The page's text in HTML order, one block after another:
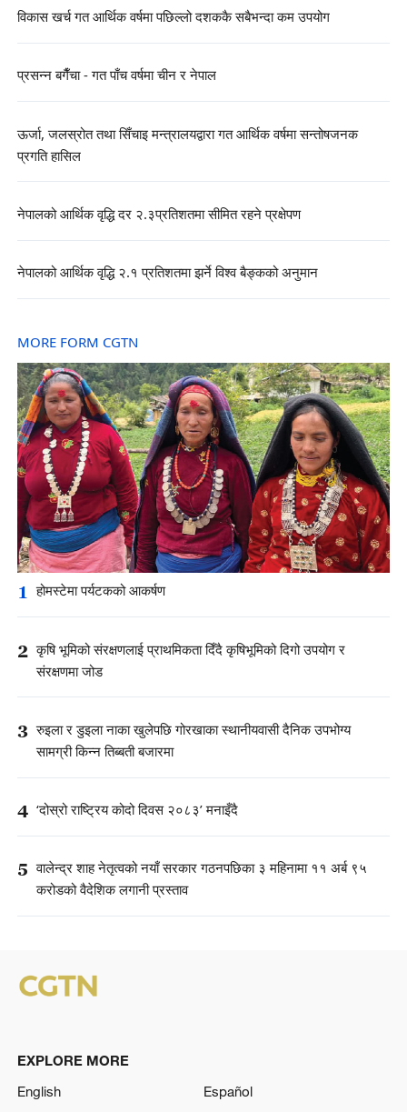
विकास खर्च गत आर्थिक वर्षमा पछिल्लो दशककै सबैभन्दा कम उपयोग
प्रसन्न बगैँचा - गत पाँच वर्षमा चीन र नेपाल
ऊर्जा, जलस्रोत तथा सिँचाइ मन्त्रालयद्वारा गत आर्थिक वर्षमा सन्तोषजनक
प्रगति हासिल
नेपालको आर्थिक वृद्धि दर २.३प्रतिशतमा सीमित रहने प्रक्षेपण
नेपालको आर्थिक वृद्धि २.१ प्रतिशतमा झर्ने विश्व बैङ्कको अनुमान
MORE FORM CGTN
1 होमस्टेमा पर्यटकको आकर्षण
2 कृषि भूमिको संरक्षणलाई प्राथमिकता दिँदै कृषिभूमिको दिगो उपयोग र
संरक्षणमा जोड
3 रुइला र डुइला नाका खुलेपछि गोरखाका स्थानीयवासी दैनिक उपभोग्य
सामग्री किन्न तिब्बती बजारमा
4 ‘दोस्रो राष्ट्रिय कोदो दिवस २०८३’ मनाइँदै
5 वालेन्द्र शाह नेतृत्वको नयाँ सरकार गठनपछिका ३ महिनामा ११ अर्ब ९५
करोडको वैदेशिक लगानी प्रस्ताव
EXPLORE MORE
English
Español